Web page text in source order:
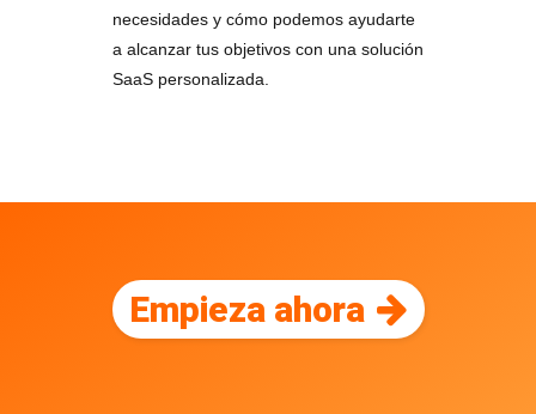
necesidades y cómo podemos ayudarte
a alcanzar tus objetivos con una solución
SaaS personalizada.
Empieza ahora